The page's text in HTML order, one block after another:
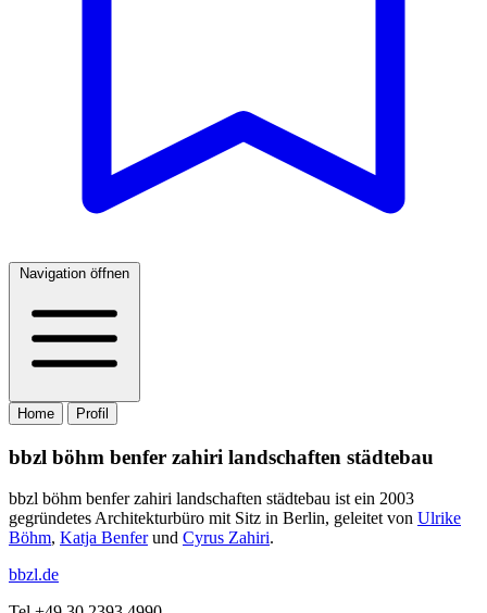
Navigation öffnen
Home Profil
bbzl böhm benfer zahiri landschaften städtebau
bbzl böhm benfer zahiri landschaften städtebau ist ein 2003
gegründetes Architekturbüro mit Sitz in Berlin, geleitet von Ulrike
Böhm, Katja Benferund Cyrus Zahiri.
bbzl.de